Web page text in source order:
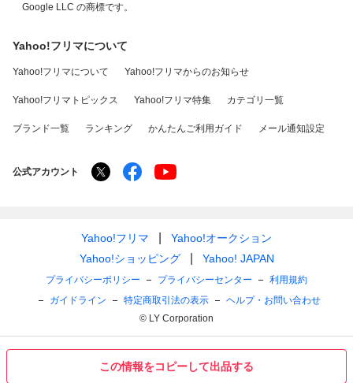
この情報をコピーして出品する
Google LLC の商標です。
Yahoo!フリマについて
Yahoo!フリマについて Yahoo!フリマからのお知らせ
Yahoo!フリマトピックス Yahoo!フリマ特集 カテゴリ一覧
ブランド一覧 ランキング かんたんご利用ガイド メール通知設定
公式アカウント
Yahoo!フリマ
Yahoo!オークション
Yahoo!ショッピング
Yahoo! JAPAN
プライバシーポリシー プライバシーセンター
利用規約
ガイドライン
特定商取引法の表示
ヘルプ・お問い合わせ
© LY Corporation